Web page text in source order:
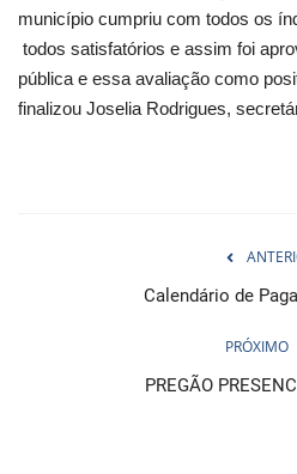
município cumpriu com todos os
todos satisfatórios e assim foi
pública e essa avaliação como
finalizou Joselia Rodrigues,
Calendário de
PRÓXIMO
PREGÃO